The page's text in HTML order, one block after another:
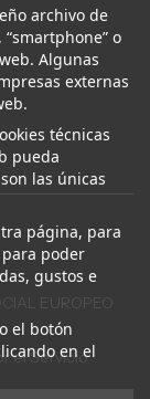
archivo de
o
Algunas
externas
técnicas
pueda
las únicas
página, para
poder
gustos e
el botón
en el
EUROPEO
el Servicio